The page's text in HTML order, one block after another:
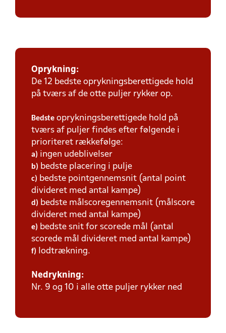
Oprykning:
De 12 bedste oprykningsberettigede hold
på tværs af de otte puljer rykker op.
Bedste oprykningsberettigede hold på
tværs af puljer findes efter følgende i
prioriteret rækkefølge:
a) ingen udeblivelser
b) bedste placering i pulje
c) bedste pointgennemsnit (antal point
divideret med antal kampe)
d) bedste målscoregennemsnit (målscore
divideret med antal kampe)
e) bedste snit for scorede mål (antal
scorede mål divideret med antal kampe)
f) lodtrækning.
Nedrykning:
Nr. 9 og 10 i alle otte puljer rykker ned